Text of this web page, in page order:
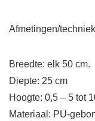
Afmetingen/
Breedte: elk 50 cm.
Diepte: 25 cm
Hoogte: 0,5 – 5 tot
Materiaal: PU-